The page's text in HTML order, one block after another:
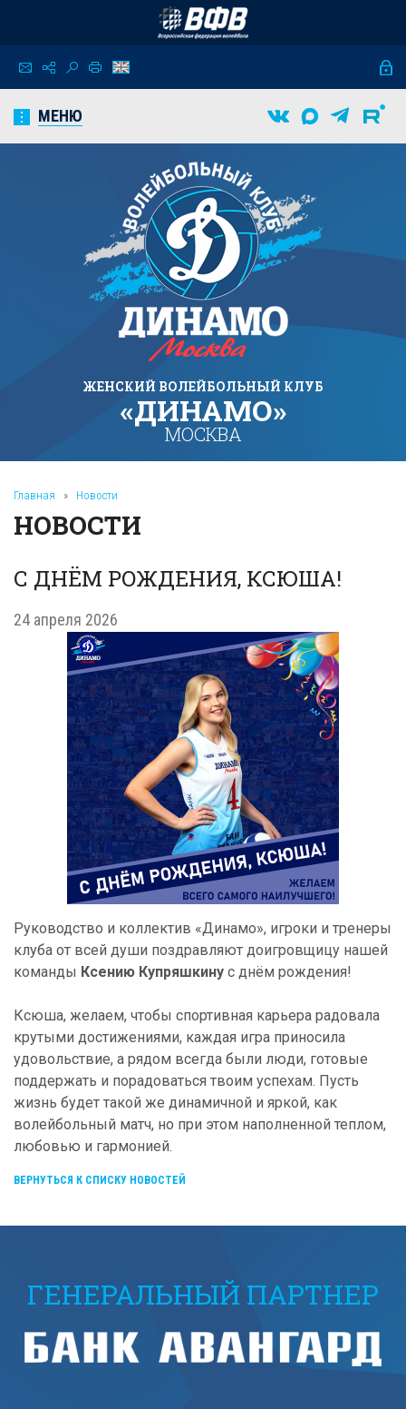
МЕНЮ
ЖЕНСКИЙ ВОЛЕЙБОЛЬНЫЙ КЛУБ
«ДИНАМО»
МОСКВА
Главная » Новости
НОВОСТИ
С ДНЁМ РОЖДЕНИЯ, КСЮША!
24 апреля 2026
Руководство и коллектив «Динамо», игроки и тренеры
клуба от всей души поздравляют доигровщицу нашей
команды Ксению Купряшкину с днём рождения!
Ксюша, желаем, чтобы спортивная карьера радовала
крутыми достижениями, каждая игра приносила
удовольствие, а рядом всегда были люди, готовые
поддержать и порадоваться твоим успехам. Пусть
жизнь будет такой же динамичной и яркой, как
волейбольный матч, но при этом наполненной теплом,
любовью и гармонией.
ВЕРНУТЬСЯ К СПИСКУ НОВОСТЕЙ
ГЕНЕРАЛЬНЫЙ ПАРТНЕР